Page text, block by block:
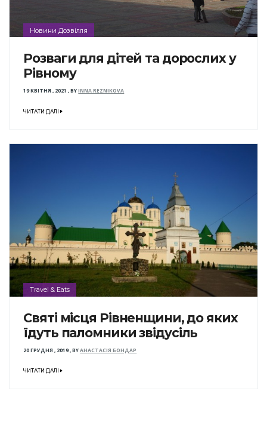
Новини Дозвілля
Розваги для дітей та дорослих у
Рівному
19 КВІТНЯ , 2021 ,BYINNA REZNIKOVA
ЧИТАТИ ДАЛІ
Travel & Eats
Святі місця Рівненщини, до яких
їдуть паломники звідусіль
20 ГРУДНЯ , 2019,BYАНАСТАСІЯ БОНДАР
ЧИТАТИ ДАЛІ